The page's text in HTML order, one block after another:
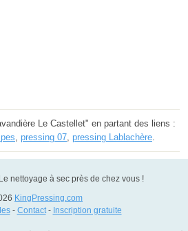
Le Castellet" en partant des liens :
pressing 07 pressing Lablachère
nettoyage à sec près de chez vous !
KingPressing.com
- Contact- Inscription gratuite